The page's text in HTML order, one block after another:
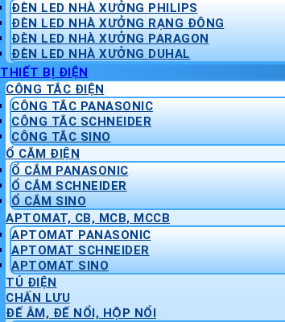
ĐÈN LED NHÀ XƯỞNG PHILIPS
ĐÈN LED NHÀ XƯỞNG RẠNG ĐÔNG
ĐÈN LED NHÀ XƯỞNG PARAGON
ĐÈN LED NHÀ XƯỞNG DUHAL
THIẾT BỊ ĐIỆN
CÔNG TẮC ĐIỆN
CÔNG TẮC PANASONIC
CÔNG TẮC SCHNEIDER
CÔNG TẮC SINO
Ổ CẮM ĐIỆN
Ổ CẮM PANASONIC
Ổ CẮM SCHNEIDER
Ổ CẮM SINO
APTOMAT, CB, MCB, MCCB
APTOMAT PANASONIC
APTOMAT SCHNEIDER
APTOMAT SINO
TỦ ĐIỆN
CHẤN LƯU
ĐẾ ÂM, ĐẾ NỔI, HỘP NỔI